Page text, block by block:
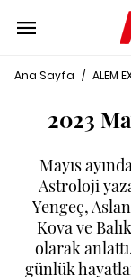
Ana Sayfa / ALEM
2023
Mayıs
Astroloji
Yengeç,
Kova ve
olarak
günlük